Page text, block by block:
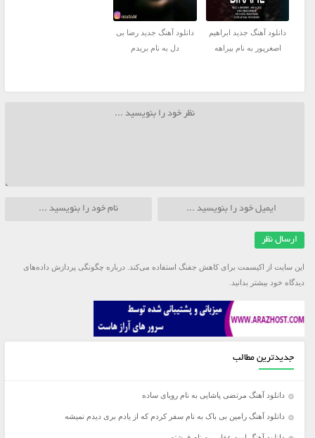
دانلود آهنگ جدید ابراهیم
اصغرپور به نام بیراهه
دانلود آهنگ جدید رضا بی
دل به نام بریدم
این سایت از اکیسمت برای کاهش جفنگ استفاده می‌کند. درباره چگونگی پردازش داده‌های
دیدگاه خود بیشتر بدانید.
جدیدترین مطالب
دانلود آهنگ مرتضی پاشایی به نام رویای ساده
دانلود آهنگ رامین بی باک به نام سفر کردم که از یادم بری دیدم نمیشه